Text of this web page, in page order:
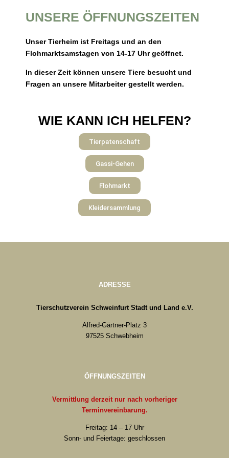
UNSERE ÖFFNUNGSZEITEN
Unser Tierheim ist Freitags und an den
Flohmarktsamstagen von 14-17 Uhr geöffnet.
In dieser Zeit können unsere Tiere besucht und
Fragen an unsere Mitarbeiter gestellt werden.
WIE KANN ICH HELFEN?
Tierpatenschaft
Gassi-Gehen
Flohmarkt
Kleidersammlung
ADRESSE
Tierschutzverein Schweinfurt Stadt und Land e.V.
Alfred-Gärtner-Platz 3
97525 Schwebheim
ÖFFNUNGSZEITEN
Vermittlung derzeit nur nach vorheriger
Terminvereinbarung.
Freitag: 14 – 17 Uhr
Sonn- und Feiertage: geschlossen